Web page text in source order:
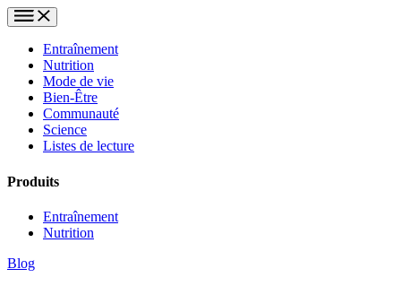
Entraînement
Nutrition
Mode de vie
Bien-Être
Communauté
Science
Listes de lecture
Produits
Entraînement
Nutrition
Blog